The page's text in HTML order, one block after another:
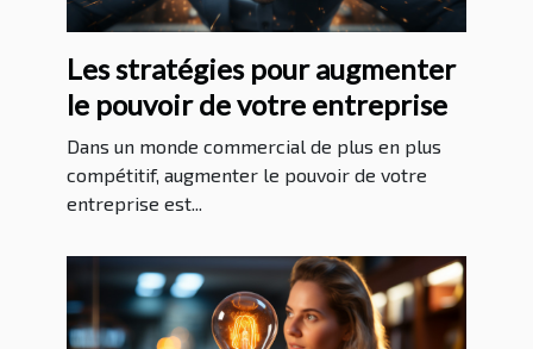
Les stratégies pour augmenter
le pouvoir de votre entreprise
Dans un monde commercial de plus en plus
compétitif, augmenter le pouvoir de votre
entreprise est...